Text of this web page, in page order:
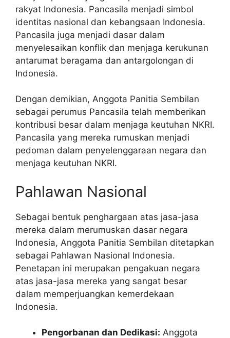
rakyat Indonesia. Pancasila menjadi simbol
identitas nasional dan kebangsaan Indonesia.
Pancasila juga menjadi dasar dalam
menyelesaikan konflik dan menjaga kerukunan
antarumat beragama dan antargolongan di
Indonesia.
Dengan demikian, Anggota Panitia Sembilan
sebagai perumus Pancasila telah memberikan
kontribusi besar dalam menjaga keutuhan NKRI.
Pancasila yang mereka rumuskan menjadi
pedoman dalam penyelenggaraan negara dan
menjaga keutuhan NKRI.
Pahlawan Nasional
Sebagai bentuk penghargaan atas jasa-jasa
mereka dalam merumuskan dasar negara
Indonesia, Anggota Panitia Sembilan ditetapkan
sebagai Pahlawan Nasional Indonesia.
Penetapan ini merupakan pengakuan negara
atas jasa-jasa mereka yang sangat besar
dalam memperjuangkan kemerdekaan
Indonesia.
Pengorbanan dan Dedikasi: Anggota